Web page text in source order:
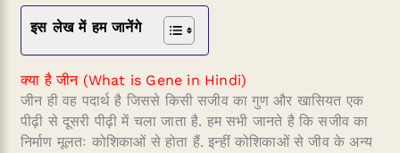
इस लेख में हम जानेंगे
क्या है जीन (What is Gene in Hindi)
जीन ही वह पदार्थ है जिससे किसी सजीव का गुण और खासियत एक
पीढ़ी से दूसरी पीढ़ी में चला जाता है. हम सभी जानते है कि सजीव का
निर्माण मूलतः कोशिकाओं से होता हैं. इन्हीं कोशिकाओं से जीव के अन्य